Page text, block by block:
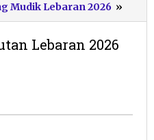
Mudik Lebaran 2026 »
Check
Lebaran 2026